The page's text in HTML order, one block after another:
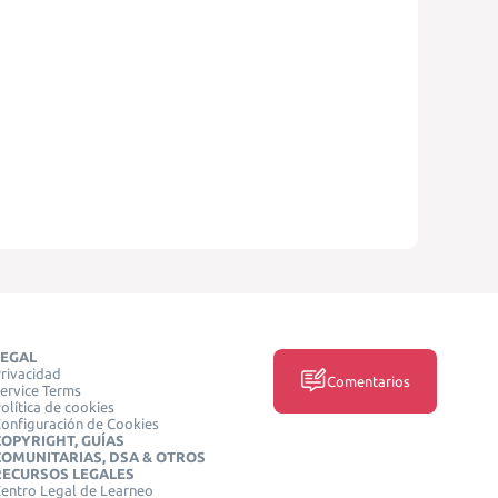
Terms
de cookies
de Cookies
GUÍAS
DSA & OTROS
LEGALES
Legal de Learneo
Comentarios